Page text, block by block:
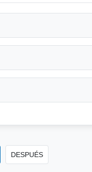
DESPUÉS